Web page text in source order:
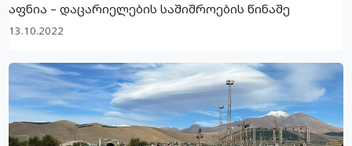
აფნია – დაცარიელების საშიშროების წინაშე
13.10.2022